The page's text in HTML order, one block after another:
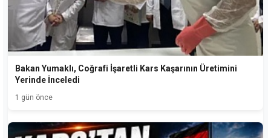
Bakan Yumaklı, Coğrafi İşaretli Kars Kaşarının Üretimini
Yerinde İnceledi
1 gün önce